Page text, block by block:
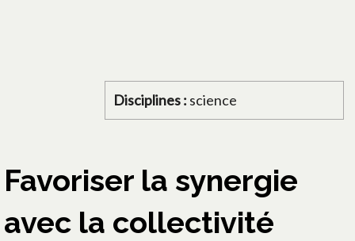
Disciplines : science
Favoriser la synergie
avec la collectivité